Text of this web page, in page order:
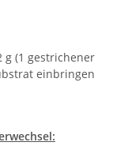
g (1 gestrichener
einbringen